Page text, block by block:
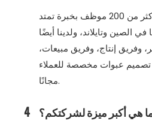
لا، نحن مجموعة تضم أكثر من 200 موظف بخبرة تمتد
في الصين وتايلاند، ولدينا أيضًا
وفريق إنتاج، وفريق مبيعات،
عبوات مخصصة للعملاء
مجانًا.
4 هي أكبر ميزة لشركتكم؟